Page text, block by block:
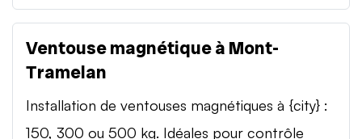
Ventouse magnétique à Mont-
Tramelan
Installation de ventouses magnétiques à {city} :
150, 300 ou 500 kg. Idéales pour contrôle